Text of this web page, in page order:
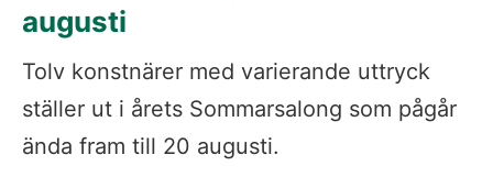
augusti
Tolv konstnärer med varierande uttryck
ställer ut i årets Sommarsalong som pågår
ända fram till 20 augusti.